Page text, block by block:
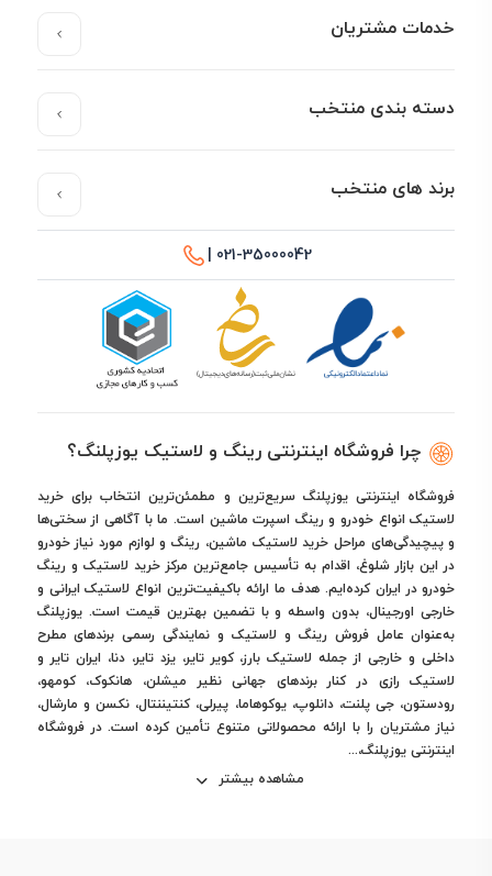
خدمات مشتریان
دسته بندی منتخب
برند های منتخب
021-35000042 |
چرا فروشگاه اینترنتی رینگ و لاستیک یوزپلنگ؟
فروشگاه اینترنتی یوزپلنگ سریع‌ترین و مطمئن‌ترین انتخاب برای خرید
لاستیک انواع خودرو و رینگ اسپرت ماشین است. ما با آگاهی از سختی‌ها
و پیچیدگی‌های مراحل خرید لاستیک ماشین، رینگ و لوازم مورد نیاز خودرو
در این بازار شلوغ، اقدام به تأسیس جامع‌ترین مرکز خرید لاستیک و رینگ
خودرو در ایران کرده‌ایم. هدف ما ارائه باکیفیت‌ترین انواع لاستیک ایرانی و
خارجی اورجینال، بدون واسطه و با تضمین بهترین قیمت است. یوزپلنگ
به‌عنوان عامل فروش رینگ و لاستیک و نمایندگی رسمی برندهای مطرح
داخلی و خارجی از جمله لاستیک بارز، کویر تایر، یزد تایر، دنا، ایران تایر و
لاستیک رازی در کنار برندهای جهانی نظیر میشلن، هانکوک، کومهو،
رودستون، جی پلنت، دانلوپ، یوکوهاما، پیرلی، کنتیننتال، نکسن و مارشال،
نیاز مشتریان را با ارائه محصولاتی متنوع تأمین کرده است. در فروشگاه
اینترنتی یوزپلنگ،...
مشاهده بیشتر